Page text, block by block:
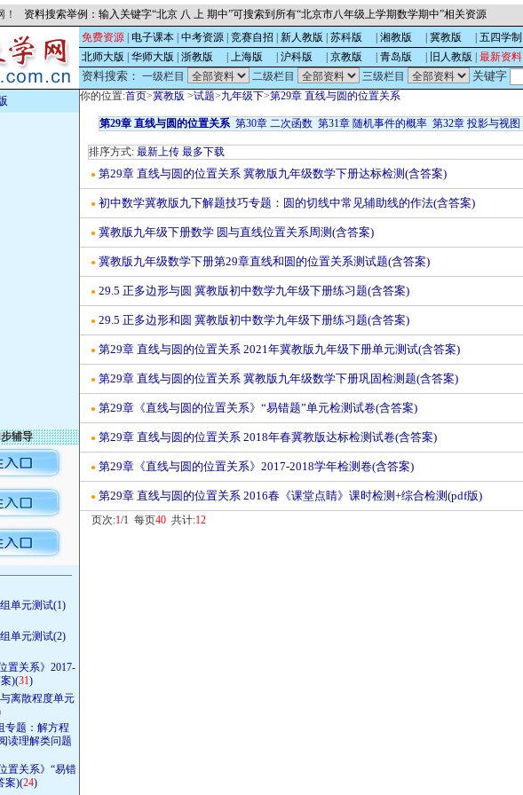
！ 资料搜索举例：输入关键字“北京 八 上 期中”可搜索到所有“北京市八年级上学期数学期中”相关资源
免费资源 电子课本 中考资源 竞赛自招 新人教版 苏科版 湘教版 冀教版 五四学制
北师大版
华师大版 浙教版 上海版 沪科版 京教版 青岛版 旧人教版 最新资料
资料搜索： 一级栏目 二级栏目 三级栏目
关键字
辅导
单元测试(1)
单元测试(2)
置关系》2017-
)(31)
离散程度单元
专题：解方程
读理解类问题
置关系》“易错
案)(24)
你的位置:首页>冀教版 >试题>九年级下>第29章 直线与圆的位置关系
第29章 直线与圆的位置关系 第30章 二次函数 第31章 随机事件的概率 第32章 投影与视图
排序方式: 最新上传 最多下载
● 第29章 直线与圆的位置关系 冀教版九年级数学下册达标检测(含答案)
● 初中数学冀教版九下解题技巧专题：圆的切线中常见辅助线的作法(含答案)
● 冀教版九年级下册数学 圆与直线位置关系周测(含答案)
● 冀教版九年级数学下册第29章直线和圆的位置关系测试题(含答案)
● 29.5 正多边形与圆 冀教版初中数学九年级下册练习题(含答案)
● 29.5 正多边形和圆 冀教版初中数学九年级下册练习题(含答案)
● 第29章 直线与圆的位置关系 2021年冀教版九年级下册单元测试(含答案)
● 第29章 直线与圆的位置关系 冀教版九年级数学下册巩固检测题(含答案)
● 第29章《直线与圆的位置关系》“易错题”单元检测试卷(含答案)
● 第29章 直线与圆的位置关系 2018年春冀教版达标检测试卷(含答案)
● 第29章《直线与圆的位置关系》2017-2018学年检测卷(含答案)
● 第29章 直线与圆的位置关系 2016春《课堂点睛》课时检测+综合检测(pdf版)
页次:1/1 每页40 共计:12